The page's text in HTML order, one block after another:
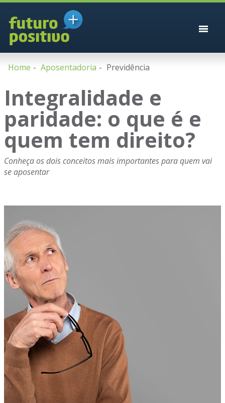
Home Aposentadoria Previdência
Integralidade e
paridade: o que é e
quem tem direito?
Conheça os dois conceitos mais importantes para quem vai
se aposentar